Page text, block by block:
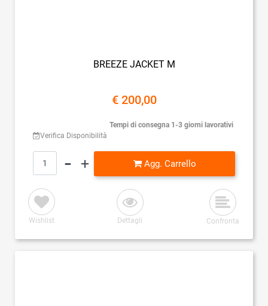
BREEZE JACKET M
€ 200,00
Verifica Disponibilità
Tempi di consegna 1-3 giorni lavorativi
Quantità
Agg. Carrello
Wishlist Dettagli Confronta